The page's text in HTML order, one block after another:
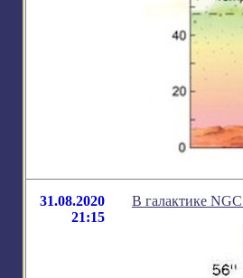
31.08.2020
21:15
В галактике